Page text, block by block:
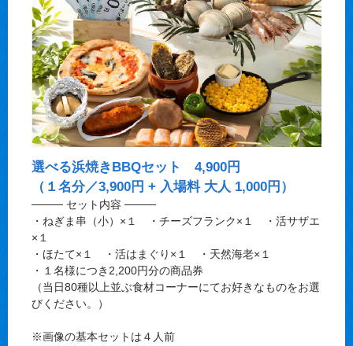
選べる浜焼きBBQセット 4,900円
（１名分／3,900円 + 入場料 大人 1,000円）
──── セット内容 ────
・ねぎま串（小）×１ ・チーズフランク×１ ・活サザエ
×１
・ほたて×１ ・活はまぐり×１ ・天然海老×１
・１名様につき2,200円分の商品券
（当日80種以上並ぶ食材コーナーにてお好きなものをお選
びください。）
※画像の基本セットは４人前